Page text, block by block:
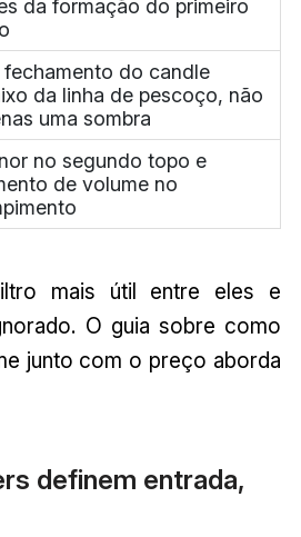
da formação do primeiro
fechamento do candle
da linha de pescoço, não
uma sombra
no segundo topo e
de volume no
mais útil entre eles e
O guia sobre como
junto com o preço aborda
definem entrada,